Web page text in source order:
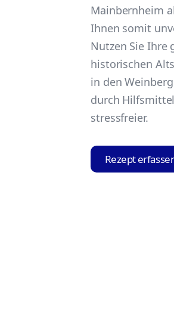
Mainbernheim
Ihnen somit
Nutzen Sie Ihre
historischen
in den
durch
stressfreier.
Rezept